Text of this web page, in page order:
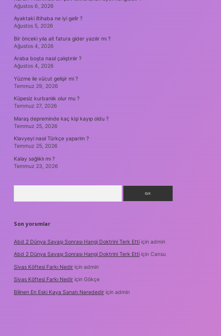
Ağustos 6, 2026
Ayaktaki iltihaba ne iyi gelir ?
Ağustos 5, 2026
Bir önceki yıla ait fatura gider yazılır mı ?
Ağustos 4, 2026
Araba boşta nasıl çalıştırılır ?
Ağustos 4, 2026
Yüzme ile vücut gelişir mi ?
Temmuz 29, 2026
Küpesiz kurbanlık olur mu ?
Temmuz 27, 2026
Maraş depreminde kaç kişi kayıp oldu ?
Temmuz 25, 2026
Klavyeyi nasıl Türkçe yaparim ?
Temmuz 25, 2026
Kalay sağlıklı mı ?
Temmuz 23, 2026
Son yorumlar
Abd 2 Dünya Savaşı Sonrası Hangi Doktrini Terk Etti için admin
Abd 2 Dünya Savaşı Sonrası Hangi Doktrini Terk Etti için Cansu
Sivas Köftesi Farkı Nedir için admin
Sivas Köftesi Farkı Nedir için Gökçe
Bilinen En Eski Kaya Sanatı Nerededir için admin